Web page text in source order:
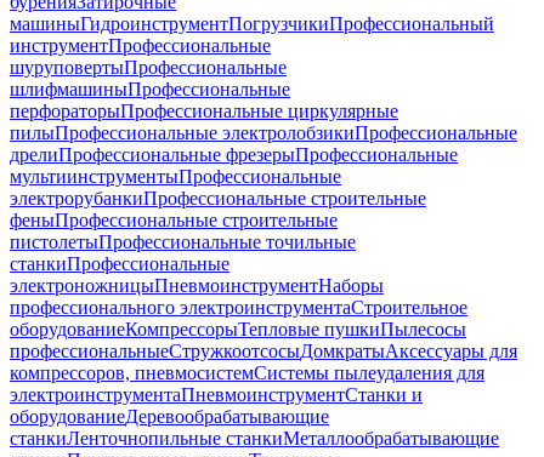
машиныГидроинструментПогрузчикиПрофессиональный
инструментПрофессиональные
шуруповертыПрофессиональные
шлифмашиныПрофессиональные
перфораторыПрофессиональные циркулярные
пилыПрофессиональные электролобзикиПрофессиональные
дрелиПрофессиональные фрезерыПрофессиональные
мультиинструментыПрофессиональные
электрорубанкиПрофессиональные строительные
феныПрофессиональные строительные
пистолетыПрофессиональные точильные
станкиПрофессиональные
электроножницыПневмоинструментНаборы
профессионального электроинструментаСтроительное
оборудованиеКомпрессорыТепловые пушкиПылесосы
профессиональныеСтружкоотсосыДомкратыАксессуары для
компрессоров, пневмосистемСистемы пылеудаления для
электроинструментаПневмоинструментСтанки и
оборудованиеДеревообрабатывающие
станкиЛенточнопильные станкиМеталлообрабатывающие